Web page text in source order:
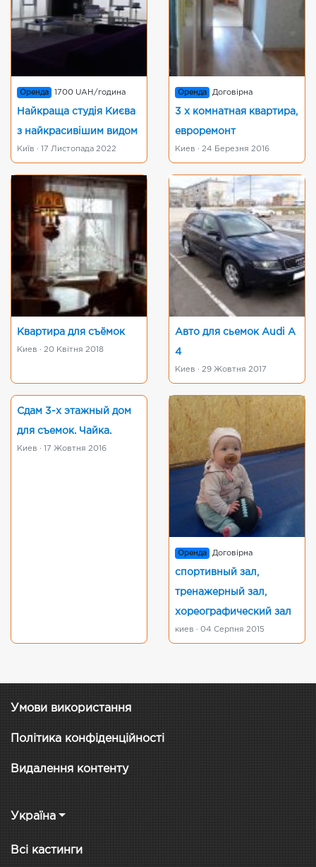
Оренда 1700 UAH/година
Найкраща студія Києва
з найкрасивішим видом
Київ · 17 Листопада 2022
Оренда Договірна
3 х комнатная квартира,
евроремонт
Киев · 24 Березня 2016
Квартира для съёмок
Киев · 20 Квітня 2018
Авто для сьемок Audi A
4
Киев · 29 Жовтня 2017
Сдам 3-х этажный дом
для съемок. Чайка.
Киев · 17 Жовтня 2016
Оренда Договірна
спортивный зал,
тренажерный зал,
хореографический зал
киев · 04 Серпня 2015
Умови використання
Політика конфіденційності
Видалення контенту
Україна
Всі кастинги